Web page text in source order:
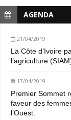
AGENDA
21/04/2019
La Côte d’Ivoire
l’agriculture
17/04/2019
Premier Sommet
faveur des
l’Ouest.